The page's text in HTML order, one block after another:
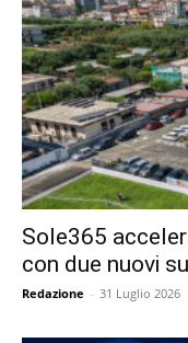
Sole365
con due nuovi
Redazione - 31 Luglio 2026